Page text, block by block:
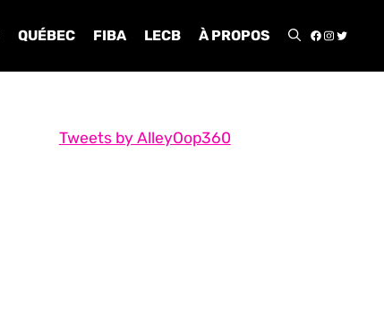
QUÉBEC FIBA LECB À PROPOS
Tweets by AlleyOop360